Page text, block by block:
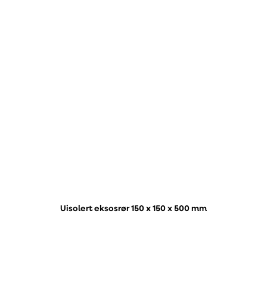
Uisolert eksosrør 150 x 150 x 500 mm